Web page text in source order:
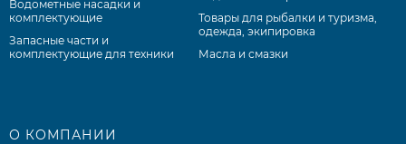
Водометные насадки и
комплектующие
Запасные части и
комплектующие для техники
Товары для рыбалки и туризма,
одежда, экипировка
Масла и смазки
О КОМПАНИИ